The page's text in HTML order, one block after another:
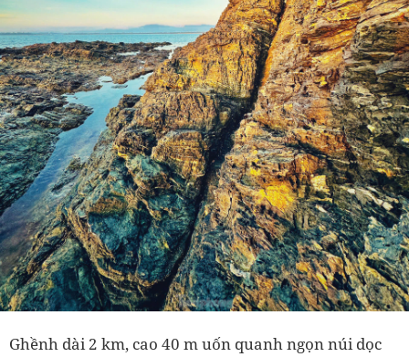
Ghềnh dài 2 km, cao 40 m uốn quanh ngọn núi dọc